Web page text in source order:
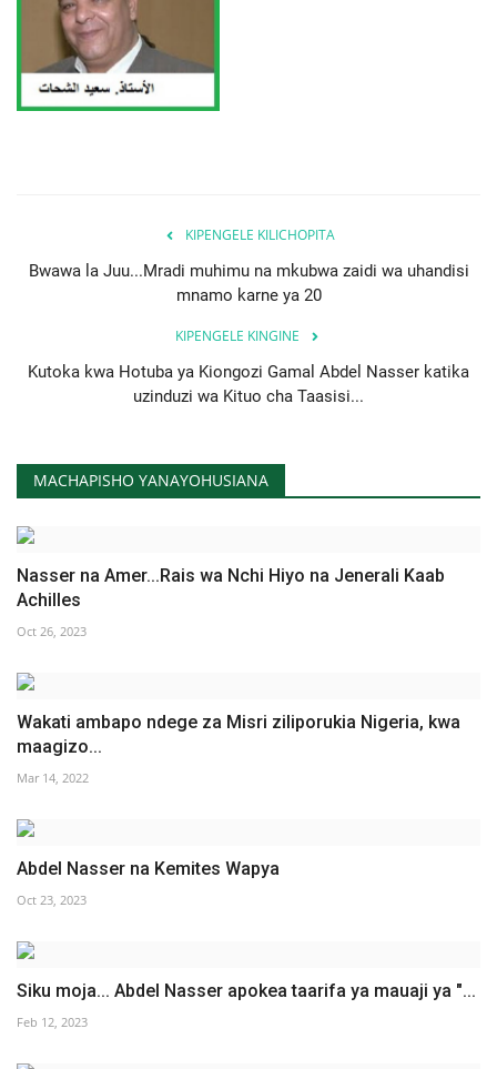
KIPENGELE KILICHOPITA
Bwawa la Juu...Mradi muhimu na mkubwa zaidi wa uhandisi
mnamo karne ya 20
KIPENGELE KINGINE
Kutoka kwa Hotuba ya Kiongozi Gamal Abdel Nasser katika
uzinduzi wa Kituo cha Taasisi...
MACHAPISHO YANAYOHUSIANA
Nasser na Amer...Rais wa Nchi Hiyo na Jenerali Kaab
Achilles
Oct 26, 2023
Wakati ambapo ndege za Misri ziliporukia Nigeria, kwa
maagizo...
Mar 14, 2022
Abdel Nasser na Kemites Wapya
Oct 23, 2023
Siku moja... Abdel Nasser apokea taarifa ya mauaji ya "...
Feb 12, 2023